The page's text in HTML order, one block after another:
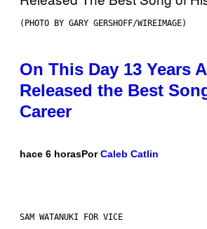
(PHOTO BY GARY GERSHOFF/WIREIMAGE)
On This Day 13 Years
Released the Best
Career
hace 6 horasPorCaleb Catlin
SAM WATANUKI FOR VICE